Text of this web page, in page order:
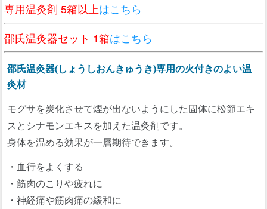
専用温灸剤 5箱以上はこちら
邵氏温灸器セット 1箱はこちら
邵氏温灸器(しょうしおんきゅうき)専用の火付きのよい温
灸材
モグサを炭化させて煙が出ないようにした固体に松節エキ
スとシナモンエキスを加えた温灸剤です。
身体を温める効果が一層期待できます。
・血行をよくする
・筋肉のこりや疲れに
・神経痛や筋肉痛の緩和に